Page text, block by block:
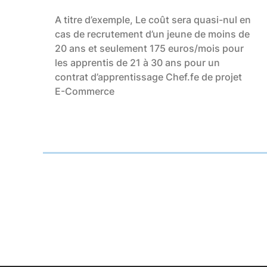
A titre d’exemple, Le coût sera quasi-nul en
cas de recrutement d’un jeune de moins de
20 ans et seulement 175 euros/mois pour
les apprentis de 21 à 30 ans pour un
contrat d’apprentissage Chef.fe de projet
E-Commerce